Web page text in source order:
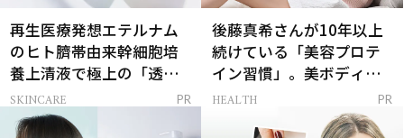
再生医療発想エテルナム
のヒト臍帯由来幹細胞培
養上清液で極上の「透明
感ハリ肌」へ
SKINCARE PR
後藤真希さんが10年以上
続けている「美容プロテ
イン習慣」。美ボディを
支える朝ルーティンと
HEALTH PR